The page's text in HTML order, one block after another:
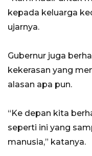
kepada keluarga
ujarnya.
Gubernur juga
kekerasan yang
alasan apa pun.
“Ke depan kita
seperti ini yang
manusia,” katanya.